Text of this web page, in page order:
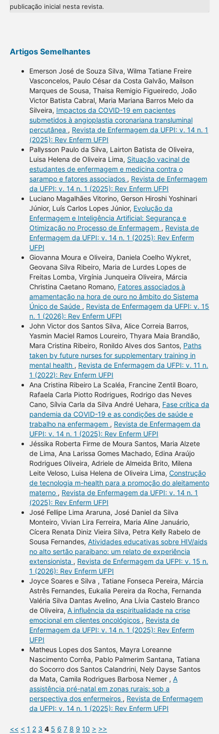
publicação inicial nesta revista.
Artigos Semelhantes
Emerson José de Souza Silva, Wilma Tatiane Freire
Vasconcelos, Paulo César da Costa Galvão, Mailson
Marques de Sousa, Thaisa Remigio Figueiredo, João
Victor Batista Cabral, Maria Mariana Barros Melo da
Silveira, Impactos da COVID-19 em pacientes
submetidos à angioplastia coronariana transluminal
percutânea , Revista de Enfermagem da UFPI: v. 14 n. 1
(2025): Rev Enferm UFPI
Pallysson Paulo da Silva, Lairton Batista de Oliveira,
Luisa Helena de Oliveira Lima, Situação vacinal de
estudantes de enfermagem e medicina contra o
sarampo e fatores associados , Revista de Enfermagem
da UFPI: v. 14 n. 1 (2025): Rev Enferm UFPI
Luciano Magalhães Vitorino, Gerson Hiroshi Yoshinari
Júnior, Luís Carlos Lopes Júnior, Evolução da
Enfermagem e Inteligência Artificial: Segurança e
Otimização no Processo de Enfermagem , Revista de
Enfermagem da UFPI: v. 14 n. 1 (2025): Rev Enferm
UFPI
Giovanna Moura e Oliveira, Daniela Coelho Wykret,
Geovana Silva Ribeiro, Maria de Lurdes Lopes de
Freitas Lomba, Virgínia Junqueira Oliveira, Márcia
Christina Caetano Romano, Fatores associados à
amamentação na hora de ouro no âmbito do Sistema
Único de Saúde , Revista de Enfermagem da UFPI: v. 15
n. 1 (2026): Rev Enferm UFPI
John Victor dos Santos Silva, Alice Correia Barros,
Yasmin Maciel Ramos Loureiro, Thyara Maia Brandão,
Mara Cristina Ribeiro, Ronildo Alves dos Santos, Paths
taken by future nurses for supplementary training in
mental health , Revista de Enfermagem da UFPI: v. 11 n.
1 (2022): Rev Enferm UFPI
Ana Cristina Ribeiro La Scaléa, Francine Zentil Boaro,
Rafaela Carla Piotto Rodrigues, Rodrigo das Neves
Cano, Sílvia Carla da Silva André Uehara, Fase crítica da
pandemia da COVID-19 e as condições de saúde e
trabalho na enfermagem , Revista de Enfermagem da
UFPI: v. 14 n. 1 (2025): Rev Enferm UFPI
Jéssika Roberta Firme de Moura Santos, Maria Alzete
de Lima, Ana Larissa Gomes Machado, Edina Araújo
Rodrigues Oliveira, Adriele de Almeida Brito, Milena
Leite Veloso, Luisa Helena de Oliveira Lima, Construção
de tecnologia m-health para a promoção do aleitamento
materno , Revista de Enfermagem da UFPI: v. 14 n. 1
(2025): Rev Enferm UFPI
José Fellipe Lima Araruna, José Daniel da Silva
Monteiro, Vivian Lira Ferreira, Maria Aline Januário,
Cícera Renata Diniz Vieira Silva, Petra Kelly Rabelo de
Sousa Fernandes, Atividades educativas sobre HIV/aids
no alto sertão paraibano: um relato de experiência
extensionista , Revista de Enfermagem da UFPI: v. 15 n.
1 (2026): Rev Enferm UFPI
Joyce Soares e Silva , Tatiane Fonseca Pereira, Márcia
Astrês Fernandes, Eukalia Pereira da Rocha, Fernanda
Valéria Silva Dantas Avelino, Ana Lívia Castelo Branco
de Oliveira, A influência da espiritualidade na crise
emocional em clientes oncológicos , Revista de
Enfermagem da UFPI: v. 14 n. 1 (2025): Rev Enferm
UFPI
Matheus Lopes dos Santos, Mayra Loreanne
Nascimento Corrêa, Pablo Palmerim Santana, Tatiana
do Socorro dos Santos Calandrini, Nely Dayse Santos
da Mata, Camila Rodrigues Barbosa Nemer , A
assistência pré-natal em zonas rurais: sob a
perspectiva dos enfermeiros , Revista de Enfermagem
da UFPI: v. 14 n. 1 (2025): Rev Enferm UFPI
<< < 1 2 3 4 5 6 7 8 9 10 > >>